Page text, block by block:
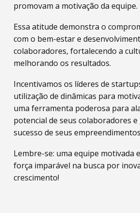
promovam a motivação da equipe.
Essa atitude demonstra o
com o bem-estar e
colaboradores, fortalecendo a
melhorando os resultados.
Incentivamos os líderes de
utilização de dinâmicas para
uma ferramenta poderosa para
potencial de seus colaboradores
sucesso de seus
Lembre-se: uma equipe motivada
força imparável na busca por
crescimento!